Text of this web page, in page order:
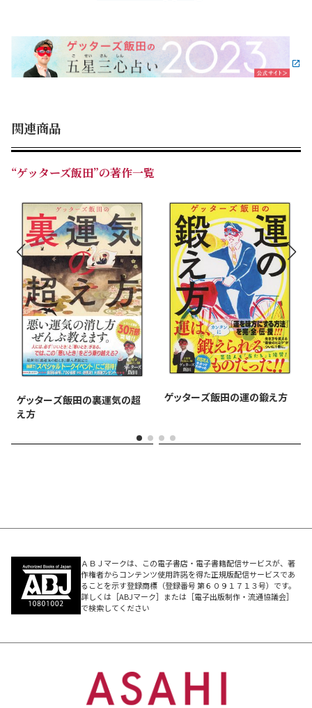
けで運気が良くなる「ラッキーアイテム」に!?
☆この1冊で、あなたの基本性格から、2022年後半（9月
☆毎月の行動指針となる「運気グラフ」「開運3か条」、
毎日を過ごすうえでのアドバイスとなる「運気カレンダ
ー」をたっぷり収録。
2023年の運勢＆開運3か条」も収録。この1冊で、あなた
もプチ・ゲッターズに!?
☆総合運、恋愛&結婚運、仕事運、金運、健康運、家庭
運、相性……、1冊で365日楽しめます。
この本で、あなたの2023年をもっと楽しい1年に。
【2023年版のパワーアップポイント】
★「タイプの調べ方」巻頭折込（QRコード付き）
りました！
★運気別の開運アクション
→「この運気の日はなにをすればいいの？」にお答えしま
★2023年1～12月のページは、これまで以上に充実！ 情
報量UP！
→もっと詳しく知りたい！の声に背中を押され増やしちゃ
いました。
お答えしました。
関連商品
“ゲッターズ飯田”の著作一覧
ゲッターズ飯田の裏運気の超
え方
ゲッターズ飯田の運の鍛え方
ＡＢＪマークは、この電子書店・電子書籍配信サービスが、著
作権者からコンテンツ使用許諾を得た正規版配信サービスであ
ることを示す登録商標（登録番号 第６０９１７１３号）です。
詳しくは［ABJマーク］または［電子出版制作・流通協議会］
で検索してください